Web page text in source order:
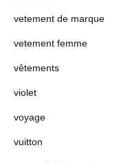
vetement de marque
vetement femme
vêtements
violet
voyage
vuitton